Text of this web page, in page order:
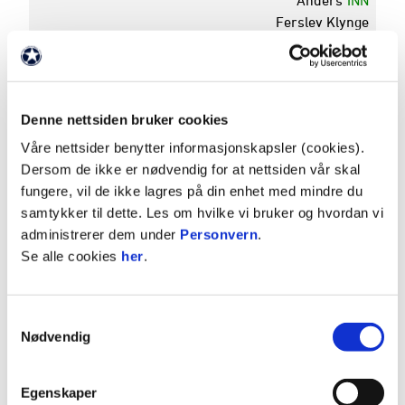
Denne nettsiden bruker cookies
Våre nettsider benytter informasjonskapsler (cookies).
Dersom de ikke er nødvendig for at nettsiden vår skal
fungere, vil de ikke lagres på din enhet med mindre du
samtykker til dette. Les om hvilke vi bruker og hvordan vi
administrerer dem under Personvern.
Se alle cookies her.
Nødvendig
Egenskaper
Ferslev Klynge
UT
Jens Petter
Hauge
82'
UT Mohanad
Jeahze
INN Anders Hiim
Turnering
Eliteserien - 2025
Rundenummer